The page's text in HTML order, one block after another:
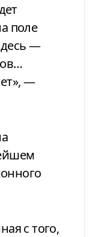
поле
—
—
с того,